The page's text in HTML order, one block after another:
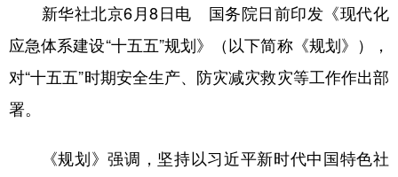
科技 科创 量子 体育
文化 书画 健康 军事
食品 人居 信息化 数字经济
新华社北京6月8日电 国务院日前印发《现代化
应急体系建设“十五五”规划》（以下简称《规划》），
对“十五五”时期安全生产、防灾减灾救灾等工作作出部
署。
《规划》强调，坚持以习近平新时代中国特色社